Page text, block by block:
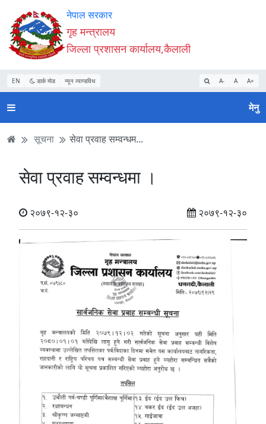
Accessibility
Mode
सुरु
गर्नुहोस्
सामाग्री
पढ्नुहाेस्
नेभिगेसन
पढ्नुहाेस्
वेबसाइट
खोजमा
जानुहोस्
नेपाल सरकार
गृह मन्त्रालय
जिल्ला प्रशासन कार्यालय,कैलाली
EN डार्क मोड न्यून व्यान्डविथ A- A A+
मेनु
सूचना सेवा प्रवाह सम्वन्धम...
सेवा प्रवाह सम्वन्धमा ।
२०७९-१२-३० २०७९-१२-३०